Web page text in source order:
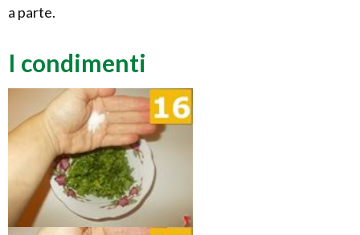
a parte.
I condimenti